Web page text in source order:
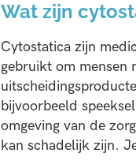
Wat zijn
Cytostatica zijn
gebruikt om mensen
bijvoorbeeld
omgeving van de
kan schadelijk zijn.